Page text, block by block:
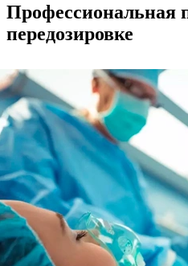
Профессиональная
передозировке